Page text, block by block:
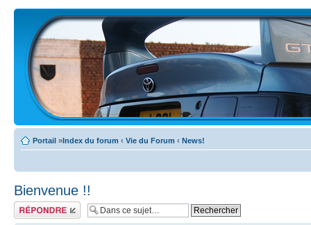
Portail »Index du forum ‹ Vie du Forum ‹ News!
Bienvenue !!
Écrire un
commentaire